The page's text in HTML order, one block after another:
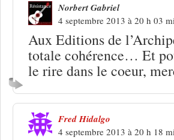
Norbert Gabriel
4 septembre 2013 à 20 h 03
Aux Editions de
totale cohérence… Et
le rire dans le coeur,
Fred Hidalgo
4 septembre 2013 à 20 h 18